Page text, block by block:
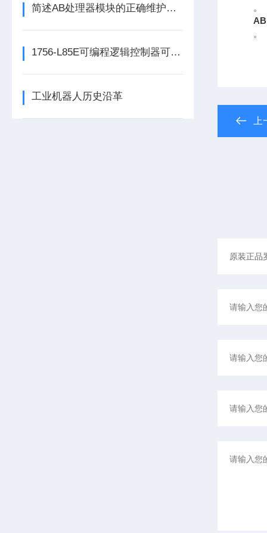
简述AB处理器模块的正确维护保养方法
1756-L85E可编程逻辑控制器可满足多行业自动化精准控制需求
工业机器人历史沿革
。
。